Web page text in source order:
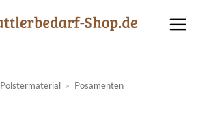
Polstermaterial » Posamenten